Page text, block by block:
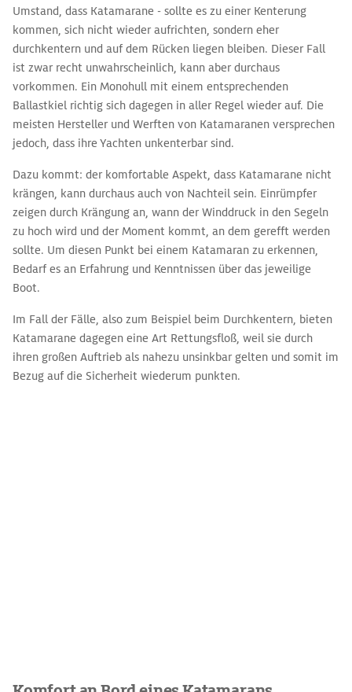
Umstand, dass Katamarane - sollte es zu einer Kenterung
kommen, sich nicht wieder aufrichten, sondern eher
durchkentern und auf dem Rücken liegen bleiben. Dieser Fall
ist zwar recht unwahrscheinlich, kann aber durchaus
vorkommen. Ein Monohull mit einem entsprechenden
Ballastkiel richtig sich dagegen in aller Regel wieder auf. Die
meisten Hersteller und Werften von Katamaranen versprechen
jedoch, dass ihre Yachten unkenterbar sind.
Dazu kommt: der komfortable Aspekt, dass Katamarane nicht
krängen, kann durchaus auch von Nachteil sein. Einrümpfer
zeigen durch Krängung an, wann der Winddruck in den Segeln
zu hoch wird und der Moment kommt, an dem gerefft werden
sollte. Um diesen Punkt bei einem Katamaran zu erkennen,
Bedarf es an Erfahrung und Kenntnissen über das jeweilige
Boot.
Im Fall der Fälle, also zum Beispiel beim Durchkentern, bieten
Katamarane dagegen eine Art Rettungsfloß, weil sie durch
ihren großen Auftrieb als nahezu unsinkbar gelten und somit im
Bezug auf die Sicherheit wiederum punkten.